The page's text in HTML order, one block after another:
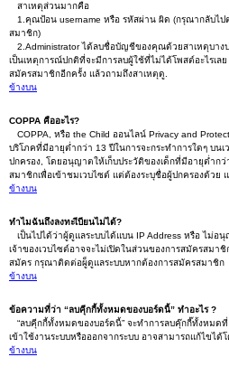
สาเหตุส่วนมากคือ
1.คุณป้อน username หรือ รหัสผ่าน ผิด (กรุณากลับไ
สมาชิก)
2.Administrator ได้ลบชื่อบัญชีของคุณด้วยสาเหตุบางป
เป็นเหตุการณ์ปกติที่จะมีการลบผู้ใช้ที่ไม่ได้โพสต์อะไรเ
สมัครสมาชิกอีกครั้ง แล้วถามถึงสาเหตุดู.
ข้างบน
COPPA คืออะไร?
COPPA, หรือ the Child ออนไลน์ Privacy and
บริโภคที่มีอายุต่ำกว่า 13 ปีในการจะกระทำการใดๆ บน
ปกครอง, โดยอนุญาตให้เก็บประวัติของเด็กที่มีอายุต่ำก
สมาชิกเพื่อเข้าชมเวบไซต์ แต่ต้องระบุชื่อผู้ปกครองด้วย
ข้างบน
ทำไมฉันถึงลงทะเีบียนไม่ได้?
เป็นไปได้ว่าผู้ดูแลระบบได้แบน IP Address หรือ ไม่อ
เจ้าของเวบไซต์อาจจะไม่เปิดในส่วนของการสมัครสมา
สมัคร กรุณาติดต่อผู็ดูแลระบบหากต้องการสมัครสมาชิก
ข้างบน
ข้อความที่ว่า “ลบคุีกกี้ทั้งหมดของบอร์ดนี้” ทำอะไร ?
“ลบคุีกกี้ทั้งหมดของบอร์ดนี้” จะทำการลบคุ๊กกี๊ทั้งหมด
เข้าใช้งานระบบหรือออกจากระบบ อาจสามารถแก้ไขได้
ข้างบน